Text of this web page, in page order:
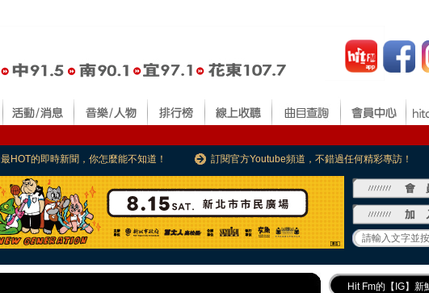
最HOT的即時新聞，你怎麼能不知道！ 訂閱官方Youtube頻道，不錯過任何精彩專訪！
Hit Fm的【IG】新